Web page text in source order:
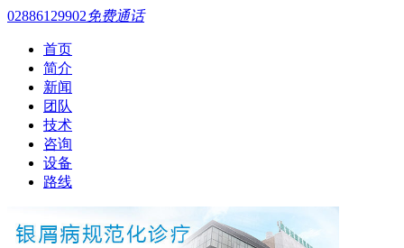
02886129902免费通话
首页
简介
新闻
团队
技术
咨询
设备
路线